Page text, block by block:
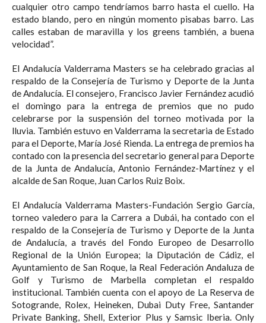
cualquier otro campo tendríamos barro hasta el cuello. Ha
estado blando, pero en ningún momento pisabas barro. Las
calles estaban de maravilla y los greens también, a buena
velocidad”.
El Andalucía Valderrama Masters se ha celebrado gracias al
respaldo de la Consejería de Turismo y Deporte de la Junta
de Andalucía. El consejero, Francisco Javier Fernández acudió
el domingo para la entrega de premios que no pudo
celebrarse por la suspensión del torneo motivada por la
lluvia. También estuvo en Valderrama la secretaria de Estado
para el Deporte, María José Rienda. La entrega de premios ha
contado con la presencia del secretario general para Deporte
de la Junta de Andalucía, Antonio Fernández-Martínez y el
alcalde de San Roque, Juan Carlos Ruiz Boix.
El Andalucía Valderrama Masters-Fundación Sergio García,
torneo valedero para la Carrera a Dubái, ha contado con el
respaldo de la Consejería de Turismo y Deporte de la Junta
de Andalucía, a través del Fondo Europeo de Desarrollo
Regional de la Unión Europea; la Diputación de Cádiz, el
Ayuntamiento de San Roque, la Real Federación Andaluza de
Golf y Turismo de Marbella completan el respaldo
institucional. También cuenta con el apoyo de La Reserva de
Sotogrande, Rolex, Heineken, Dubai Duty Free, Santander
Private Banking, Shell, Exterior Plus y Samsic Iberia. Only